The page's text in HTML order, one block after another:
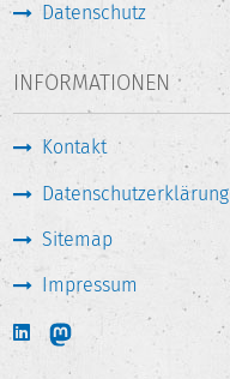
Datenschutz
INFORMATIONEN
Kontakt
Datenschutzerklärung
Sitemap
Impressum